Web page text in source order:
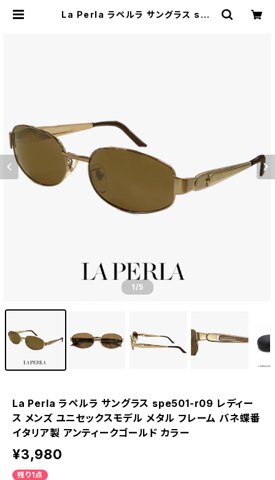
La Perla ラペルラ サングラス spe
1/5
La Perla ラペルラ サングラス spe501-r09 レディー
ス メンズ ユニセックスモデル メタル フレーム バネ蝶番
イタリア製 アンティークゴールド カラー
¥3,980
残り1点